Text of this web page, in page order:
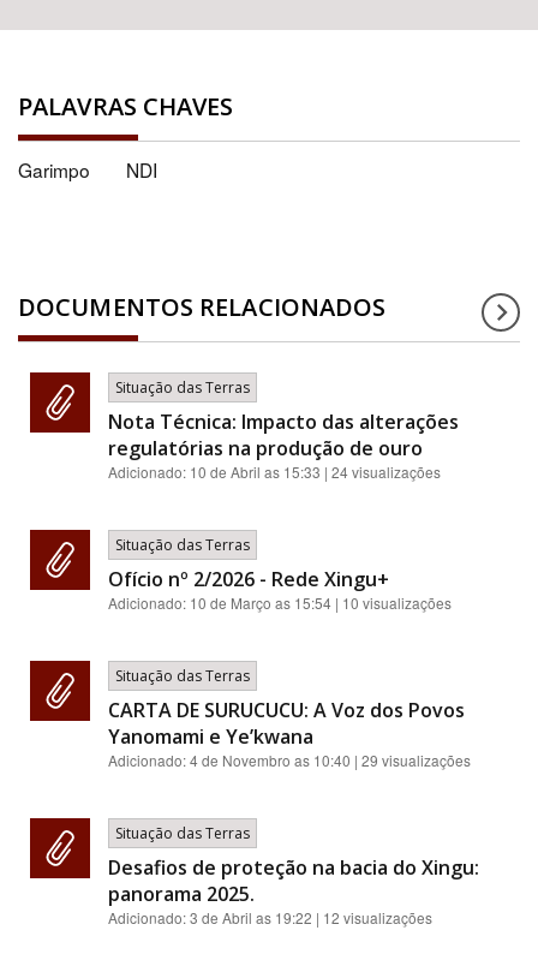
PALAVRAS CHAVES
Garimpo NDI
DOCUMENTOS RELACIONADOS
Situação das Terras
Nota Técnica: Impacto das alterações
regulatórias na produção de ouro
Adicionado: 10 de Abril as 15:33 | 24 visualizações
Situação das Terras
Ofício nº 2/2026 - Rede Xingu+
Adicionado: 10 de Março as 15:54 | 10 visualizações
Situação das Terras
CARTA DE SURUCUCU: A Voz dos Povos
Yanomami e Ye’kwana
Adicionado:4 de Novembro as 10:40 | 29 visualizações
Situação das Terras
Desafios de proteção na bacia do Xingu:
panorama 2025.
Adicionado:3 de Abril as 19:22 | 12 visualizações